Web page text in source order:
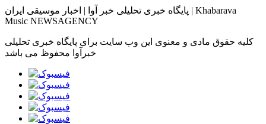
پایگاه خبری تحلیلی خبر آوا | اخبار موسیقی ایران | Khabarava
Music NEWSAGENCY
کلیه حقوق مادی و معنوی این وب سایت برای پایگاه خبری تحلیلی
خبرآوا محفوظ می باشد